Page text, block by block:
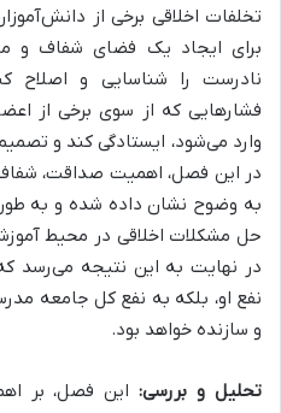
تخلفات اخلاقی برخی از
برای ایجاد یک فضای شفاف و
نادرست را شناسایی و اصلاح
فشارهایی که از سوی برخی از
وارد می‌شود، ایستادگی کند و
در این فصل، اهمیت صداقت،
به وضوح نشان داده شده و به
حل مشکلات اخلاقی در محیط
در نهایت به این نتیجه می‌رسد
نفع او، بلکه به نفع کل جامعه
و سازنده خواهد بود.
تحلیل و بررسی:این فصل، بر